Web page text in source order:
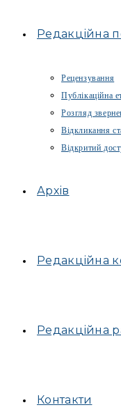
Редакційна
Рецензування
Публікаційна
Розгляд
Відкликання
Відкритий
Архів
Редакційна
Редакційна
Контакти